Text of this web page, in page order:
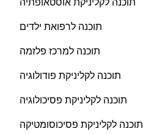
תוכנה לרפואת ילדים
תוכנה למרכז פלזמה
תוכנה לקליניקת פודולוגיה
תוכנה לקליניקת פסיכולוגיה
תוכנה לקליניקת פסיכוסומטיקה